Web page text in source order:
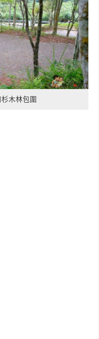
木林包圍